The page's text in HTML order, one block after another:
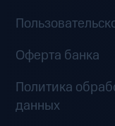
Оферта банка
Политика
данных